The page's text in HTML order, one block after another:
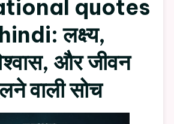
Motivational
Quotes
In
quotes
लक्ष्य,
और जीवन
वाली सोच